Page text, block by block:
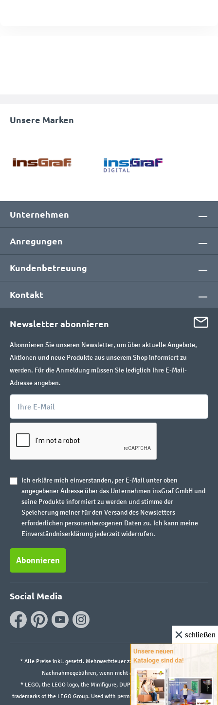
Unsere Marken
Unternehmen
Anregungen
Kundenbetreuung
Kontakt
Newsletter abonnieren
Abonnieren Sie unseren Newsletter, um über aktuelle Angebote,
Aktionen und neue Produkte aus unserem Shop informiert zu
werden. Für die Anmeldung müssen Sie lediglich Ihre E-Mail-
Adresse angeben.
Ich erkläre mich einverstanden, per E-Mail unter oben
angegebener Adresse über das Unternehmen insGraf GmbH und
seine Produkte informiert zu werden und stimme der
Speicherung meiner für den Versand des Newsletters
erforderlichen personenbezogenen Daten zu. Ich kann meine
Einverständniserklärung jederzeit widerrufen.
Abonnieren
Social Media
* Alle Preise inkl. gesetzl. Mehrwertsteuer zzgl.Versandkostenund ggf.
Nachnahmegebühren, wenn nicht anders angegeben.
* LEGO, the LEGO logo, the Minifigure, DUPLO, and the SPIKE logo are
trademarks of the LEGO Group. Used with permission. ©2026 The LEGO Group
schließen